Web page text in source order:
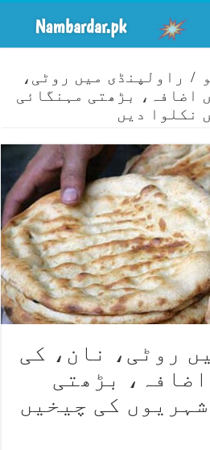
/ راولپنڈی میں روٹی،
اضافہ، بڑھتی مہنگائی
نکلوا دیں
روٹی، نان، کی
بڑھتی
کی چیخیں